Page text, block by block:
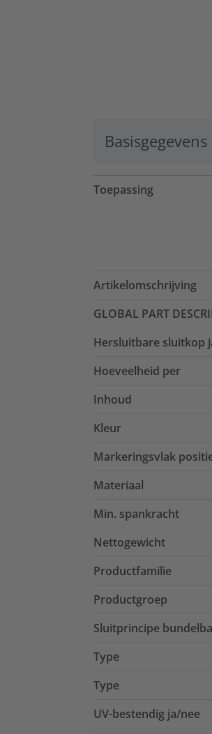
Basisgegevens
Toepassing
Artikelomschrijving
GLOBAL PART
Hersluitbare sluitkop
Hoeveelheid per
Inhoud
Kleur
Markeringsvlak
Materiaal
Min. spankracht
Nettogewicht
Productfamilie
Productgroep
Sluitprincipe
Type
Type
UV-bestendig ja/nee